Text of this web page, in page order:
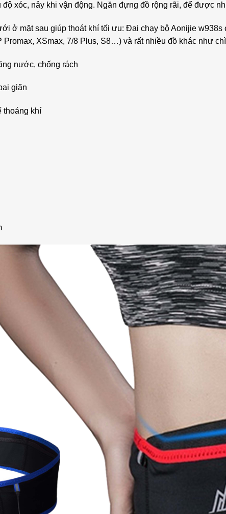
xóc, nảy khi vận động. Ngăn đựng đồ rộng rãi, để được
ở mặt sau giúp thoát khí tối ưu: Đai chạy bộ Aonijie
XSmax, 7/8 Plus, S8…) và rất nhiều đồ khác như
nước, chống rách
giãn
thoáng khí